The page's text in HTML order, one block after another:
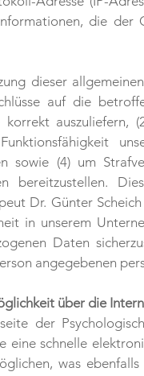
die der
dieser
auf die
korrekt
sowie (4) um
bereitzustellen.
Dr. Günter
in unserem
Daten
angegebenen
über die
der
eine schnelle
was